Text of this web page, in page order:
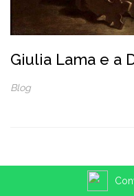
Giulia Lama e a
Blog